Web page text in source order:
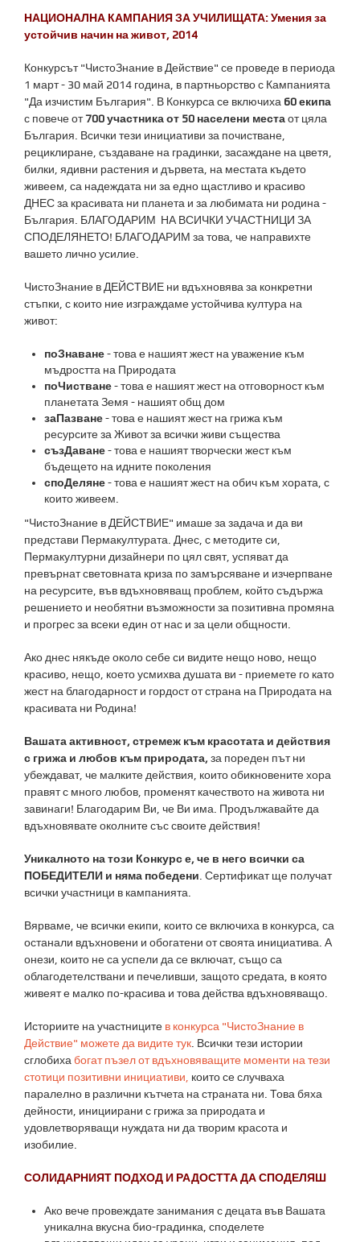
НАЦИОНАЛНА КАМПАНИЯ ЗА УЧИЛИЩАТА: Умения за
устойчив начин на живот, 2014
Конкурсът "ЧистоЗнание в Действие" се проведе в периода
1 март - 30 май 2014 година, в партньорство с Кампанията
"Да изчистим България". В Конкурса се включиха 60 екипа
с повече от700 участника от 50 населени местаот цяла
България. Всички тези инициативи за почистване,
рециклиране, създаване на градинки, засаждане на цветя,
билки, ядивни растения и дървета, на местата където
живеем, са надеждата ни за едно щастливо и красиво
ДНЕС за красивата ни планета и за любимата ни родина -
България. БЛАГОДАРИМ НА ВСИЧКИ УЧАСТНИЦИ ЗА
СПОДЕЛЯНЕТО! БЛАГОДАРИМ за това, че направихте
вашето лично усилие.
ЧистоЗнание в ДЕЙСТВИЕ ни вдъхновява за конкретни
стъпки, с които ние изграждаме устойчива култура на
живот:
поЗнаване- това е нашият жест на уважение към
мъдростта на Природата
поЧистване- това е нашият жест на отговорност към
планетата Земя - нашият общ дом
заПазване- това е нашият жест на грижа към
ресурсите за Живот за всички живи същества
съзДаване- това е нашият творчески жест към
бъдещето на идните поколения
споДеляне- това е нашият жест на обич към хората, с
които живеем.
"ЧистоЗнание в ДЕЙСТВИЕ" имаше за задача и да ви
представи Пермакултурата. Днес, с методите си,
Пермакултурни дизайнери по цял свят, успяват да
превърнат световната криза по замърсяване и изчерпване
на ресурсите, във вдъхновяващ проблем, който съдържа
решението и необятни възможности за позитивна промяна
и прогрес за всеки един от нас и за цели общности.
Ако днес някъде около себе си видите нещо ново, нещо
красиво, нещо, което усмихва душата ви - приемете го като
жест на благодарност и гордост от страна на Природата на
красивата ни Родина!
Вашата активност, стремеж към красотата и действия
с грижа и любов към природата,за пореден път ни
убеждават, че малките действия, които обикновените хора
правят с много любов, променят качеството на живота ни
завинаги! Благодарим Ви, че Ви има. Продължавайте да
вдъхновявате околните със своите действия!
Уникалното на този Конкурс е, че в него всички са
ПОБЕДИТЕЛИ и няма победени . Сертификат ще получат
всички участници в кампанията.
Вярваме, че всички екипи, които се включиха в конкурса, са
останали вдъхновени и обогатени от своята инициатива. А
онези, които не са успели да се включат, също са
облагодетелствани и печеливши, защото средата, в която
живеят е малко по-красива и това действа вдъхновяващо.
Историите на участниците в конкурса "ЧистоЗнание в
Действие" можете да видите тук . Всички тези истории
сглобиха богат пъзел от вдъхновяващите моменти на тези
стотици позитивни инициативи, които се случваха
паралелно в различни кътчета на страната ни. Това бяха
дейности, инициирани с грижа за природата и
удовлетворяващи нуждата ни да творим красота и
изобилие.
СОЛИДАРНИЯТ ПОДХОД И РАДОСТТА ДА СПОДЕЛЯШ
Ако вече провеждате занимания с децата във Вашата
уникална вкусна био-градинка, споделете